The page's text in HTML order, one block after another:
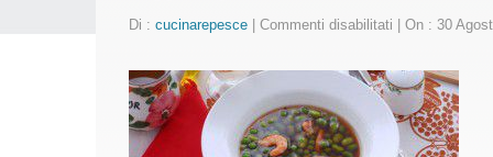
Di : cucinarepesce Commenti disabilitati su
di
piselli
e
fave
On : 30